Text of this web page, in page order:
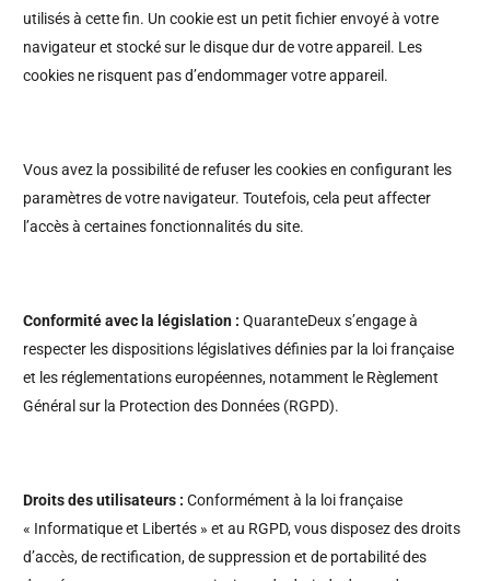
utilisés à cette fin. Un cookie est un petit fichier envoyé à votre
navigateur et stocké sur le disque dur de votre appareil. Les
cookies ne risquent pas d’endommager votre appareil.
Vous avez la possibilité de refuser les cookies en configurant les
paramètres de votre navigateur. Toutefois, cela peut affecter
l’accès à certaines fonctionnalités du site.
Conformité avec la législation : QuaranteDeux s’engage à
respecter les dispositions législatives définies par la loi française
et les réglementations européennes, notamment le Règlement
Général sur la Protection des Données (RGPD).
Droits des utilisateurs : Conformément à la loi française
« Informatique et Libertés » et au RGPD, vous disposez des droits
d’accès, de rectification, de suppression et de portabilité des